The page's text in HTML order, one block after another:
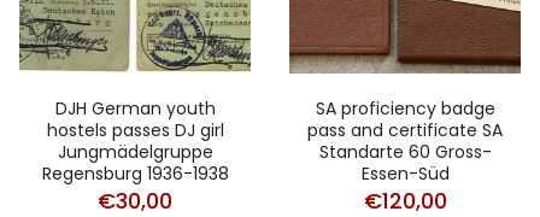
DJH German youth
hostels passes DJ girl
Jungmädelgruppe
Regensburg 1936-1938
€30,00
SA proficiency badge
pass and certificate SA
Standarte 60 Gross-
Essen-Süd
€120,00